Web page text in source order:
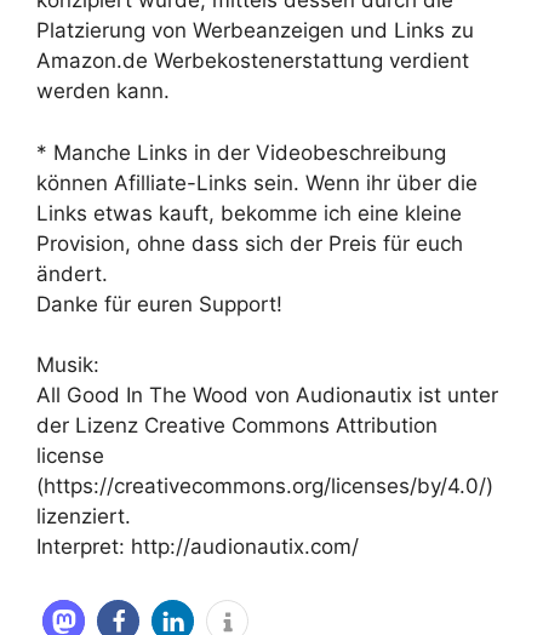
Platzierung von Werbeanzeigen und Links zu
Amazon.de Werbekostenerstattung verdient
werden kann.
* Manche Links in der Videobeschreibung
können Afilliate-Links sein. Wenn ihr über die
Links etwas kauft, bekomme ich eine kleine
Provision, ohne dass sich der Preis für euch
ändert.
Danke für euren Support!
Musik:
All Good In The Wood von Audionautix ist unter
der Lizenz Creative Commons Attribution
license
(https://creativecommons.org/licenses/by/4.0/)
lizenziert.
Interpret: http://audionautix.com/